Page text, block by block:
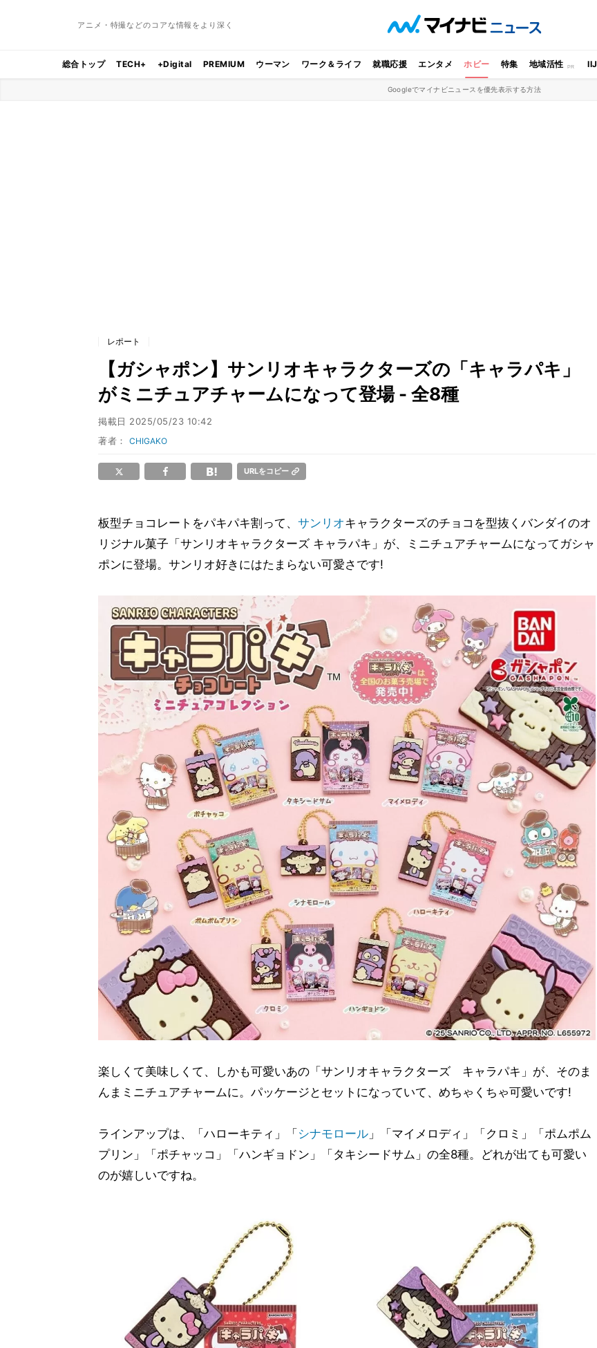
アニメ・特撮などのコアな情報をより深く
総合トップ TECH+ +Digital PREMIUM ウーマン ワーク＆ライフ 就職応援 エンタメ ホビー 特集 地域活性 IIJ
Googleでマイナビニュースを優先表示する方法
レポート
【ガシャポン】サンリオキャラクターズの「キャラパキ」
がミニチュアチャームになって登場 - 全8種
掲載日 2025/05/23 10:42
著者：CHIGAKO
URLをコピー
板型チョコレートをパキパキ割って、 サンリオキャラクターズのチョコを型抜くバンダイのオ
リジナル菓子「サンリオキャラクターズ キャラパキ」が、ミニチュアチャームになってガシャ
ポンに登場。サンリオ好きにはたまらない可愛さです!
楽しくて美味しくて、しかも可愛いあの「サンリオキャラクターズ キャラパキ」が、そのま
んまミニチュアチャームに。パッケージとセットになっていて、めちゃくちゃ可愛いです!
ラインアップは、「ハローキティ」「シナモロール 」「マイメロディ」「クロミ」「ポムポム
プリン」「ポチャッコ」「ハンギョドン」「タキシードサム」の全8種。どれが出ても可愛い
のが嬉しいですね。